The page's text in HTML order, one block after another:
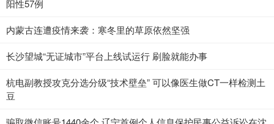
阳性57例
内蒙古连遭疫情来袭：寒冬里的草原依然坚强
长沙望城“无证城市”平台上线试运行 刷脸就能办事
杭电副教授攻克分选分级“技术壁垒” 可以像医生做CT一样检测土
豆